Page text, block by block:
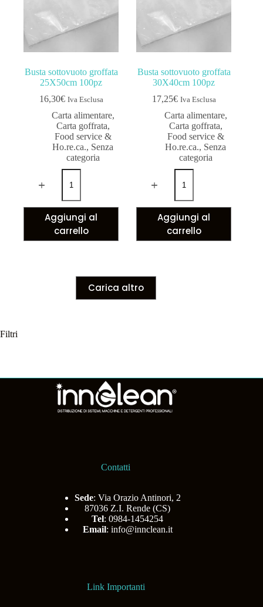
Busta sottovuoto groffata
25X50cm 100pz
16,30€ Iva Esclusa
Carta alimentare,
Carta goffrata,
Food service &
Ho.re.ca., Senza
categoria
Aggiungi al
carrello
Busta sottovuoto groffata
30X40cm 100pz
17,25€ Iva Esclusa
Carta alimentare,
Carta goffrata,
Food service &
Ho.re.ca., Senza
categoria
Aggiungi al
carrello
Carica altro
Filtri
Contatti
Sede: Via Orazio Antinori, 2
87036 Z.I. Rende (CS)
Tel: 0984-1454254
Email: info@innclean.it
Link Importanti